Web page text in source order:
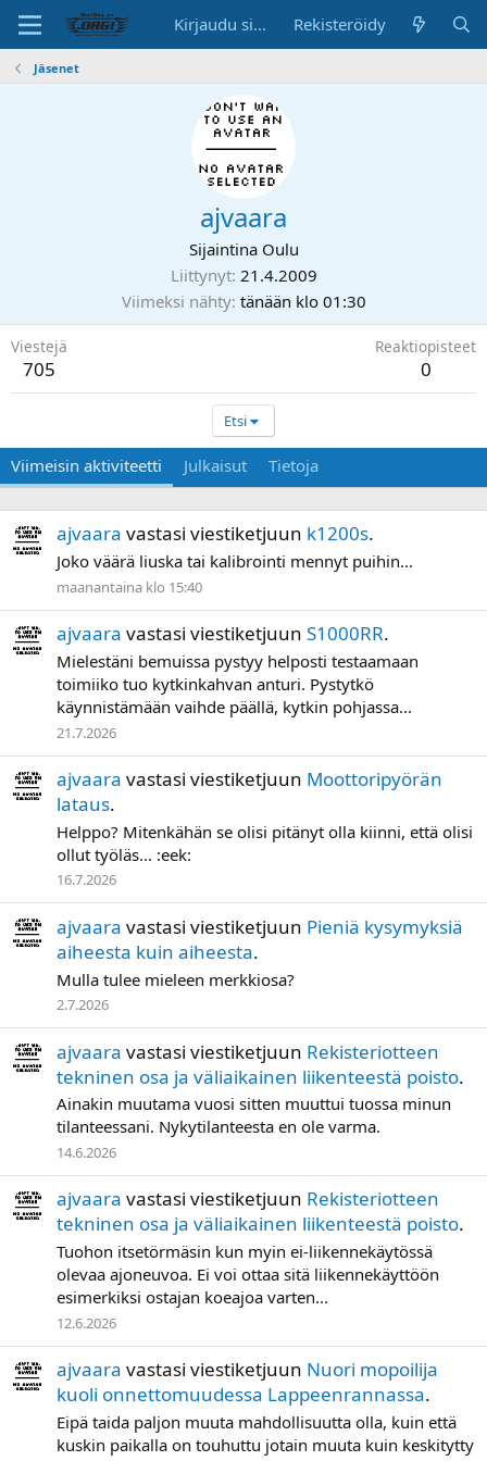
Kirjaudu sisään Rekisteröidy
Jäsenet
ajvaara
Sijaintina Oulu
Liittynyt 21.4.2009
Viimeksi nähty tänään klo 01:30
Viestejä
705
Reaktiopisteet
0
Etsi
Viimeisin aktiviteetti Julkaisut Tietoja
ajvaara vastasi viestiketjuun k1200s.
Joko väärä liuska tai kalibrointi mennyt puihin...
maanantaina klo 15:40
ajvaara vastasi viestiketjuun S1000RR.
Mielestäni bemuissa pystyy helposti testaamaan
toimiiko tuo kytkinkahvan anturi. Pystytkö
käynnistämään vaihde päällä, kytkin pohjassa...
21.7.2026
ajvaara vastasi viestiketjuun Moottoripyörän
lataus.
Helppo? Mitenkähän se olisi pitänyt olla kiinni, että olisi
ollut työläs... :eek:
16.7.2026
ajvaara vastasi viestiketjuun Pieniä kysymyksiä
aiheesta kuin aiheesta.
Mulla tulee mieleen merkkiosa?
2.7.2026
ajvaara vastasi viestiketjuun Rekisteriotteen
tekninen osa ja väliaikainen liikenteestä poisto.
Ainakin muutama vuosi sitten muuttui tuossa minun
tilanteessani. Nykytilanteesta en ole varma.
14.6.2026
ajvaara vastasi viestiketjuun Rekisteriotteen
tekninen osa ja väliaikainen liikenteestä poisto.
Tuohon itsetörmäsin kun myin ei-liikennekäytössä
olevaa ajoneuvoa. Ei voi ottaa sitä liikennekäyttöön
esimerkiksi ostajan koeajoa varten...
12.6.2026
ajvaara vastasi viestiketjuun Nuori mopoilija
kuoli onnettomuudessa Lappeenrannassa.
Eipä taida paljon muuta mahdollisuutta olla, kuin että
kuskin paikalla on touhuttu jotain muuta kuin keskitytty